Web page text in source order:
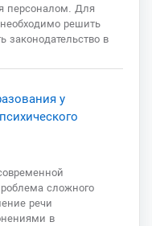
персоналом. Для
решить
законодательство в
у
сложного
речи
в